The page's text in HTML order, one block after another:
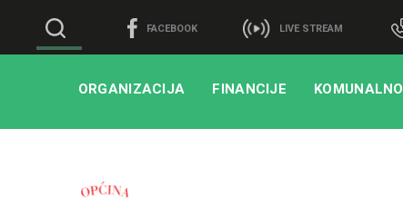
FACEBOOK LIVE STREAM
ORGANIZACIJA FINANCIJE KOMUNALNO